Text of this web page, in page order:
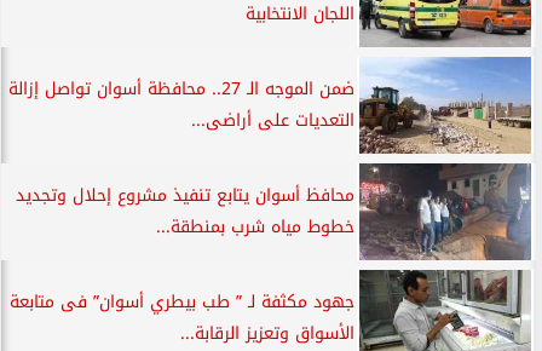
اللجان الانتخابية
ضمن الموجه الـ 27.. محافظة أسوان تواصل إزالة
التعديات على أراضى...
محافظ أسوان يتابع تنفيذ مشروع إحلال وتجديد
خطوط مياه شرب بمنطقة...
جهود مكثفة لـ ” طب بيطري أسوان” فى متابعة
الأسواق وتعزيز الرقابة...